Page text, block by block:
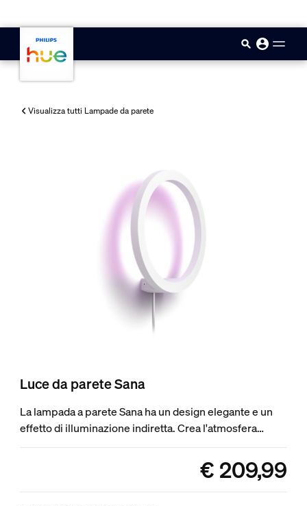
Visualizza tutti Lampade da parete
Luce da parete Sana
La lampada a parete Sana ha un design elegante e un
effetto di illuminazione indiretta. Crea l'atmosfera
perfetta, con qualsiasi sfumatura di luce bianca o
colorata. Può essere utilizzata in modo autonomo o
come parte del tuo sistema di illuminazione intelligente
con Hue Bridge.
product.with.€ 209,99
€ 209,99